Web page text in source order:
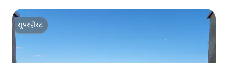
सुपरहोस्ट
सुपरहोस्ट